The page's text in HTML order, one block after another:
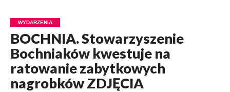
WYDARZENIA
BOCHNIA. Stowarzyszenie
Bochniaków kwestuje na
ratowanie zabytkowych
nagrobków ZDJĘCIA